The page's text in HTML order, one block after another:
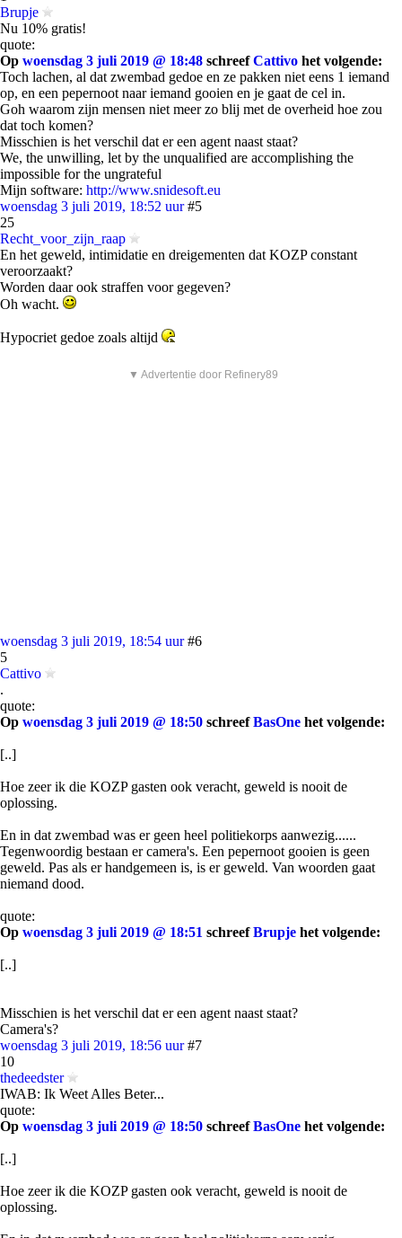
Brupje
Nu 10% gratis!
quote:
Op woensdag 3 juli 2019 @ 18:48 schreefCattivo het volgende:
Toch lachen, al dat zwembad gedoe en ze pakken niet eens 1 iemand
op, en een pepernoot naar iemand gooien en je gaat de cel in.
Goh waarom zijn mensen niet meer zo blij met de overheid hoe zou
dat toch komen?
Misschien is het verschil dat er een agent naast staat?
We, the unwilling, let by the unqualified are accomplishing the
impossible for the ungrateful
Mijn software: http://www.snidesoft.eu
woensdag 3 juli 2019, 18:52 uur #5
25
Recht_voor_zijn_raap
En het geweld, intimidatie en dreigementen dat KOZP constant
veroorzaakt?
Worden daar ook straffen voor gegeven?
Oh wacht.
Hypocriet gedoe zoals altijd
▼ Advertentie door Refinery89
woensdag 3 juli 2019, 18:54 uur #6
5
Cattivo
.
quote:
Op woensdag 3 juli 2019 @ 18:50 schreefBasOne het volgende:
[..]
Hoe zeer ik die KOZP gasten ook veracht, geweld is nooit de
oplossing.
En in dat zwembad was er geen heel politiekorps aanwezig......
Tegenwoordig bestaan er camera's. Een pepernoot gooien is geen
geweld. Pas als er handgemeen is, is er geweld. Van woorden gaat
niemand dood.
quote:
Op woensdag 3 juli 2019 @ 18:51 schreefBrupje het volgende:
[..]
Misschien is het verschil dat er een agent naast staat?
Camera's?
woensdag 3 juli 2019, 18:56 uur #7
10
thedeedster
IWAB: Ik Weet Alles Beter...
quote:
Op woensdag 3 juli 2019 @ 18:50 schreefBasOne het volgende:
[..]
Hoe zeer ik die KOZP gasten ook veracht, geweld is nooit de
oplossing.